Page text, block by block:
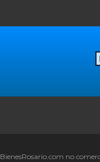
BienesRosario.com no